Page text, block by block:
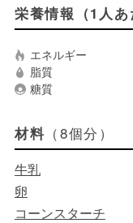
栄養情報（1人あ
エネルギー
脂質
糖質
材料 （8個分）
牛乳
卵
コーンスターチ